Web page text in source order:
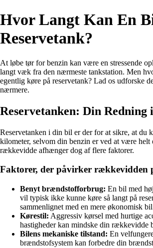
Hvor Langt Kan En
Reservetank?
At løbe tør for benzin kan være en stressende
langt væk fra den nærmeste tankstation. Men
egentlig køre på reservetank? Lad os udforske
nærmere.
Reservetanken: Din Redning
Reservetanken i din bil er der for at sikre, at du
kilometer, selvom din benzin er ved at være
rækkevidde afhænger dog af flere faktorer.
Faktorer, der påvirker rækkevidden
Benyt brændstofforbrug: En bil med
vil typisk ikke kunne køre så langt på
sammenlignet med en mere økonomisk
Kørestil: Aggressiv kørsel med hurtige
hastigheder kan mindske din rækkevidde
Bilens mekaniske tilstand: En
brændstofsystem kan forbedre din